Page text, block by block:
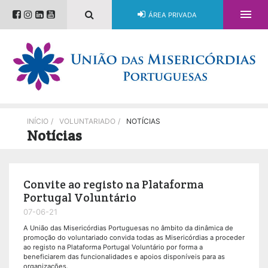
ÁREA PRIVADA 
INÍCIO / VOLUNTARIADO / NOTÍCIAS
Notícias
Convite ao registo na Plataforma
Portugal Voluntário
07-06-21
A União das Misericórdias Portuguesas no âmbito da dinâmica de
promoção do voluntariado convida todas as Misericórdias a proceder
ao registo na Plataforma Portugal Voluntário por forma a
beneficiarem das funcionalidades e apoios disponíveis para as
organizações.